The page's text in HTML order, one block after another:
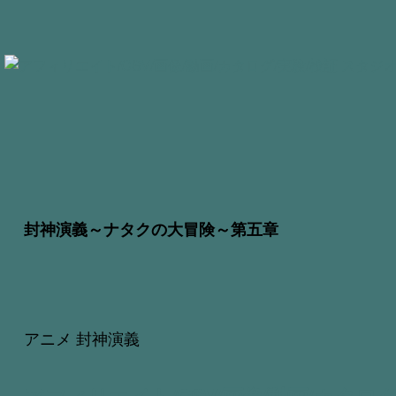
封神演義～ナタクの大冒険～第五章
アニメ 封神演義